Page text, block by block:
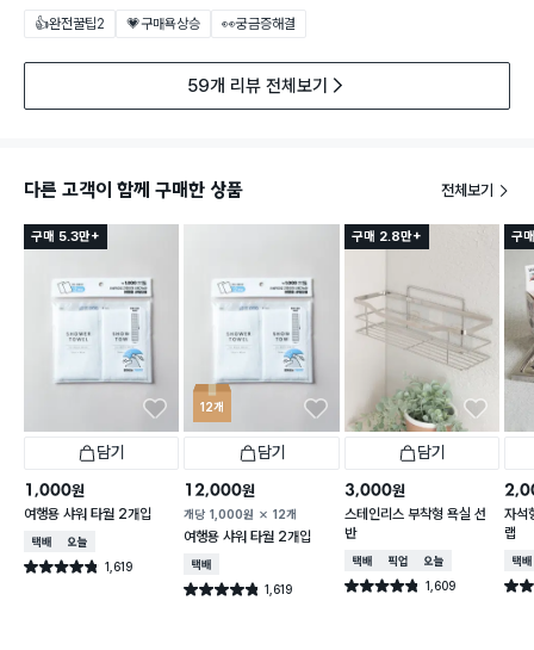
👍완전꿀팁2 💗구매욕상승 👀궁금증해결
59개 리뷰 전체보기
다른 고객이 함께 구매한 상품 전체보기
구매 5.3만+
담기
1,000원
여행용 샤워 타월 2개입
택배배송오늘배송
별점 4.8점 1,619
건 작성
12개
담기
12,000원
개당 1,000원 12개
여행용 샤워 타월 2개입
택배배송
별점 4.8점 1,619
건 작성
구매 2.8만+
담기
3,000원
스테인리스 부착형 욕실 선
반
택배배송매장픽업오늘배송
별점 4.8점 1,609
건 작성
구
자석
랩
택배
별점